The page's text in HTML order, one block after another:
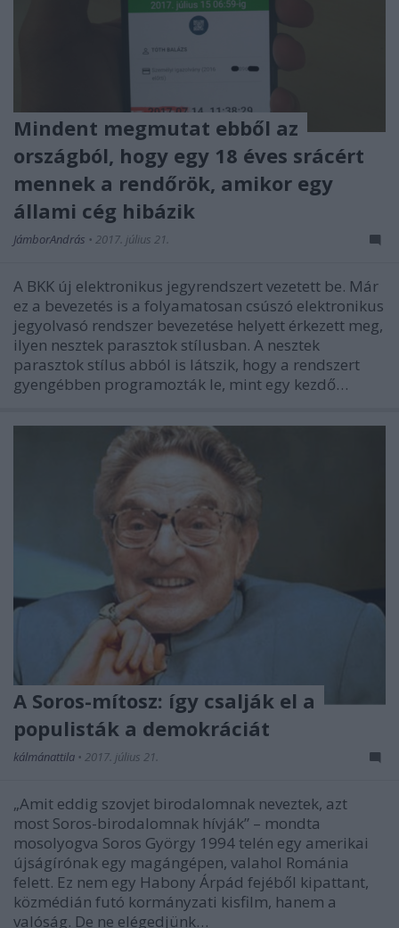
Mindent megmutat ebből az
országból, hogy egy 18 éves srácért
mennek a rendőrök, amikor egy
állami cég hibázik
JámborAndrás • 2017. július 21.
A BKK új elektronikus jegyrendszert vezetett be. Már
ez a bevezetés is a folyamatosan csúszó elektronikus
jegyolvasó rendszer bevezetése helyett érkezett meg,
ilyen nesztek parasztok stílusban. A nesztek
parasztok stílus abból is látszik, hogy a rendszert
gyengébben programozták le, mint egy kezdő…
A Soros-mítosz: így csalják el a
populisták a demokráciát
kálmánattila • 2017. július 21.
„Amit eddig szovjet birodalomnak neveztek, azt
most Soros-birodalomnak hívják” – mondta
mosolyogva Soros György 1994 telén egy amerikai
újságírónak egy magángépen, valahol Románia
felett. Ez nem egy Habony Árpád fejéből kipattant,
közmédián futó kormányzati kisfilm, hanem a
valóság. De ne elégedjünk…